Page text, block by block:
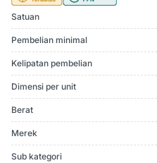
Satuan
Pembelian minimal
Kelipatan pembelian
Dimensi per unit
Berat
Merek
Sub kategori